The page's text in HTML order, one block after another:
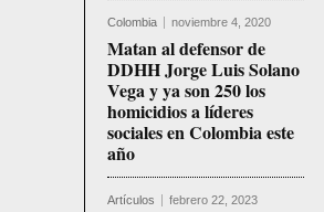
Colombia noviembre 4, 2020
Matan al defensor de
DDHH Jorge Luis Solano
Vega y ya son 250 los
homicidios a líderes
sociales en Colombia este
año
Artículos febrero 22, 2023